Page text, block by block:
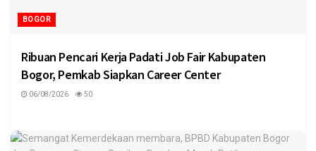
BOGOR
Ribuan Pencari Kerja Padati Job Fair Kabupaten
Bogor, Pemkab Siapkan Career Center
06/08/2026 50